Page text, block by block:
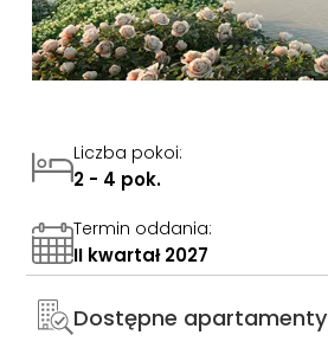
Liczba pokoi:
2 - 4 pok.
Termin oddania:
II kwartał 2027
Dostępne apartamenty